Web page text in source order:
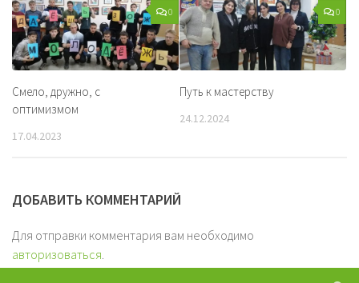
0
Смело, дружно, с
оптимизмом
17.04.2023
0
Путь к мастерству
24.12.2024
ДОБАВИТЬ КОММЕНТАРИЙ
Для отправки комментария вам необходимо
авторизоваться.